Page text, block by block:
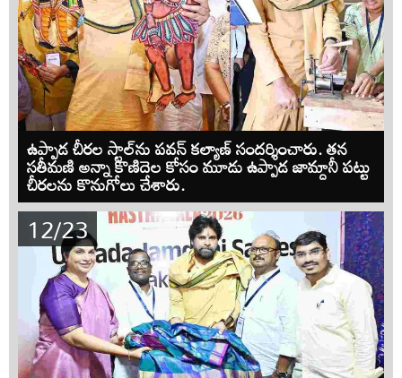
ఉప్పాడ చీరల స్టాల్‌ను పవన్ కల్యాణ్ సందర్శించారు. తన
సతీమణి అన్నా కొణిదెల కోసం మూడు ఉప్పాడ జామ్దానీ పట్టు
చీరలను కొనుగోలు చేశారు.
12/23